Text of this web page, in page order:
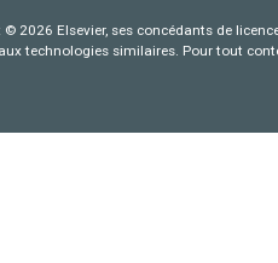
2026 Elsevier, ses concédants de
technologies similaires. Pour tout